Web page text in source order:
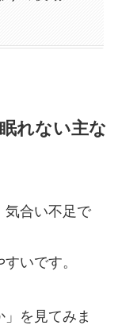
れない主な
気合い不足で
いです。
を見てみま